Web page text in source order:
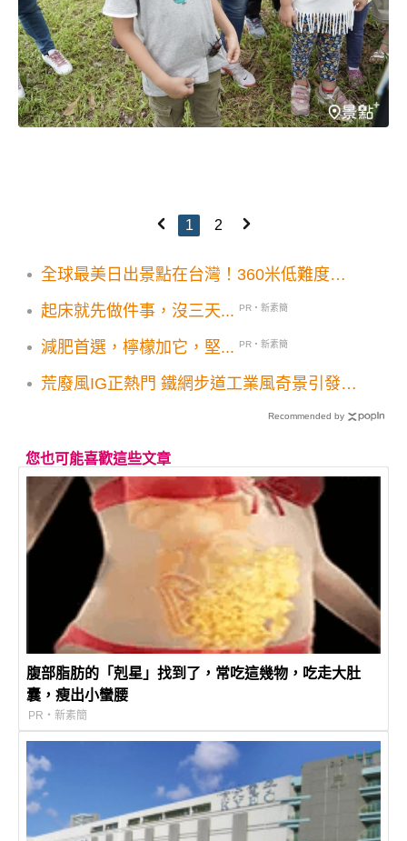
1 2
全球最美日出景點在台灣！360米低難度無
起床就先做件事，沒三天...
PR・新素簡
減肥首選，檸檬加它，堅... PR・新素簡
荒廢風IG正熱門 鐵網步道工業風奇景引發人
Recommended by
您也可能喜歡這些文章
腹部脂肪的「剋星」找到了，常吃這幾物，吃走大肚
囊，瘦出小蠻腰
PR・新素簡